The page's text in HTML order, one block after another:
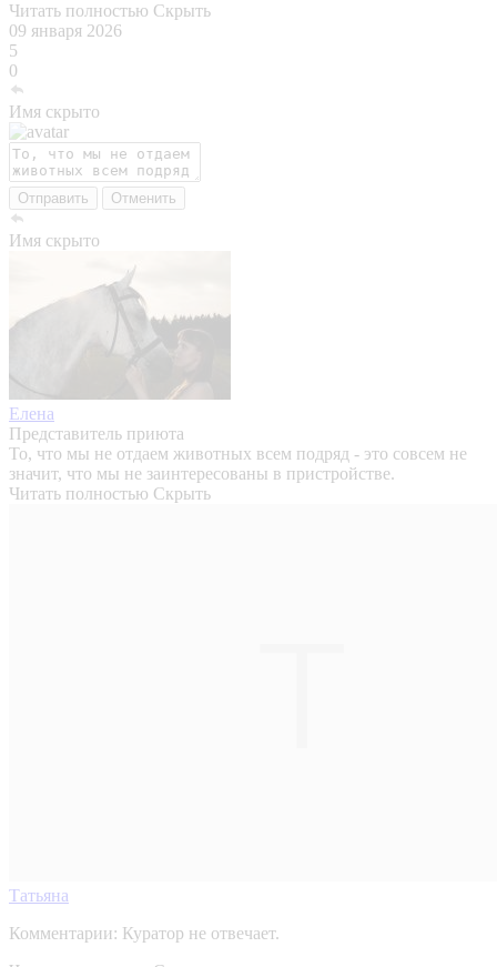
Читать полностью Скрыть
09 января 2026
5
0
Имя скрыто
Отправить Отменить
Имя скрыто
Елена
Представитель приюта
То, что мы не отдаем животных всем подряд - это совсем не
значит, что мы не заинтересованы в пристройстве.
Читать полностью Скрыть
Татьяна
Комментарии: Куратор не отвечает.